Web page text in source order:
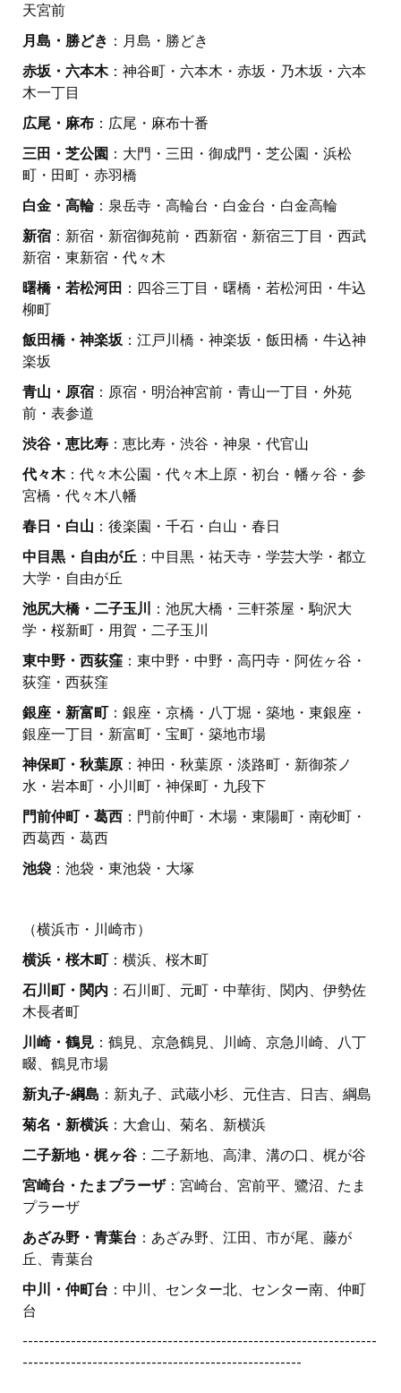
天宮前
月島・勝どき ：月島・勝どき
赤坂・六本木：神谷町・六本木・赤坂・乃木坂・六本
木一丁目
広尾・麻布 ：広尾・麻布十番
三田・芝公園 ：大門・三田・御成門・芝公園・浜松
町・田町・赤羽橋
白金・高輪：泉岳寺・高輪台・白金台・白金高輪
新宿 ：新宿・新宿御苑前・西新宿・新宿三丁目・西武
新宿・東新宿・代々木
曙橋・若松河田 ：四谷三丁目・曙橋・若松河田・牛込
柳町
飯田橋・神楽坂 ：江戸川橋・神楽坂・飯田橋・牛込神
楽坂
青山・原宿 ：原宿・明治神宮前・青山一丁目・外苑
前・表参道
渋谷・恵比寿 ：恵比寿・渋谷・神泉・代官山
代々木：代々木公園・代々木上原・初台・幡ヶ谷・参
宮橋・代々木八幡
春日・白山 ：後楽園・千石・白山・春日
中目黒・自由が丘 ：中目黒・祐天寺・学芸大学・都立
大学・自由が丘
池尻大橋・二子玉川
：池尻大橋・三軒茶屋・駒沢大
学・桜新町・用賀・二子玉川
東中野・西荻窪 ：東中野・中野・高円寺・阿佐ヶ谷・
荻窪・西荻窪
銀座・新富町：銀座・京橋・八丁堀・築地・東銀座・
銀座一丁目・新富町・宝町・築地市場
神保町・秋葉原 ：神田・秋葉原・淡路町・新御茶ノ
水・岩本町・小川町・神保町・九段下
門前仲町・葛西 ：門前仲町・木場・東陽町・南砂町・
西葛西・葛西
池袋 ：池袋・東池袋・大塚
（横浜市・川崎市）
横浜・桜木町：横浜、桜木町
石川町・関内 ：石川町、元町・中華街、関内、伊勢佐
木長者町
川崎・鶴見 ：鶴見、京急鶴見、川崎、京急川崎、八丁
畷、鶴見市場
新丸子-綱島 ：新丸子、武蔵小杉、元住吉、日吉、綱島
菊名・新横浜 ：大倉山、菊名、新横浜
二子新地・梶ヶ谷 ：二子新地、高津、溝の口、梶が谷
宮崎台・たまプラーザ：宮崎台、宮前平、鷺沼、たま
プラーザ
あざみ野・青葉台 ：あざみ野、江田、市が尾、藤が
丘、青葉台
中川・仲町台 ：中川、センター北、センター南、仲町
台
------------------------------------------------------------------
----------------------------------------------------